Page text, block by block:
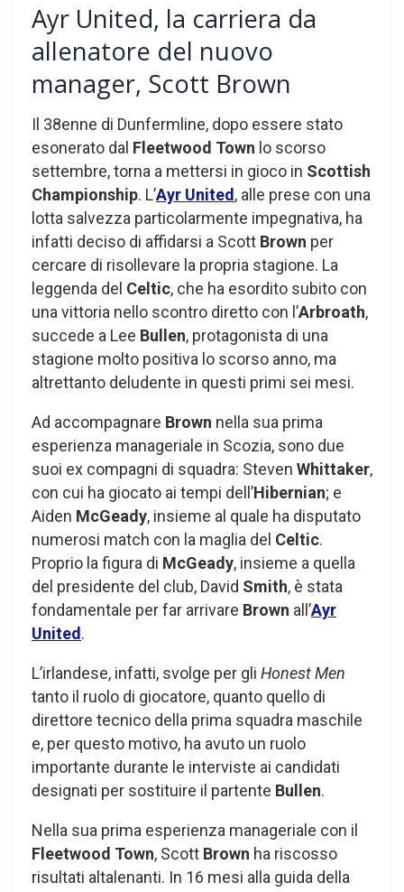
Ayr United, la carriera da
allenatore del nuovo
manager, Scott Brown
Il 38enne di Dunfermline, dopo essere stato
esonerato dal Fleetwood Town lo scorso
settembre, torna a mettersi in gioco in Scottish
Championship. L’Ayr United, alle prese con una
lotta salvezza particolarmente impegnativa, ha
infatti deciso di affidarsi a Scott Brown per
cercare di risollevare la propria stagione. La
leggenda del Celtic, che ha esordito subito con
una vittoria nello scontro diretto con l’Arbroath,
succede a Lee Bullen, protagonista di una
stagione molto positiva lo scorso anno, ma
altrettanto deludente in questi primi sei mesi.
Ad accompagnare Brown nella sua prima
esperienza manageriale in Scozia, sono due
suoi ex compagni di squadra: Steven Whittaker,
con cui ha giocato ai tempi dell’Hibernian; e
Aiden McGeady, insieme al quale ha disputato
numerosi match con la maglia del Celtic.
Proprio la figura di McGeady, insieme a quella
del presidente del club, David Smith, è stata
fondamentale per far arrivare Brown all’Ayr
United.
L’irlandese, infatti, svolge per gli Honest Men
tanto il ruolo di giocatore, quanto quello di
direttore tecnico della prima squadra maschile
e, per questo motivo, ha avuto un ruolo
importante durante le interviste ai candidati
designati per sostituire il partente Bullen.
Nella sua prima esperienza manageriale con il
Fleetwood Town, Scott Brown ha riscosso
risultati altalenanti. In 16 mesi alla guida della